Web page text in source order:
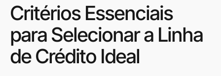
Critérios Essenciais
para Selecionar a Linha
de Crédito Ideal